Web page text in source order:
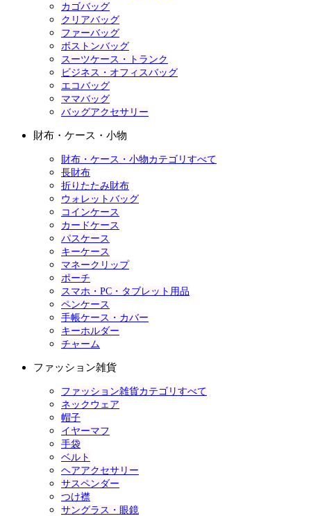
カゴバッグ
クリアバッグ
ファーバッグ
ボストンバッグ
スーツケース・トランク
ビジネス・オフィスバッグ
エコバッグ
ママバッグ
バッグアクセサリー
財布・ケース・小物
財布・ケース・小物カテゴリすべて
長財布
折りたたみ財布
ウォレットバッグ
コインケース
カードケース
パスケース
キーケース
マネークリップ
ポーチ
スマホ・PC・タブレット用品
ペンケース
手帳ケース・カバー
キーホルダー
チャーム
ファッション雑貨
ファッション雑貨カテゴリすべて
ネックウェア
帽子
イヤーマフ
手袋
ベルト
ヘアアクセサリー
サスペンダー
つけ襟
サングラス・眼鏡